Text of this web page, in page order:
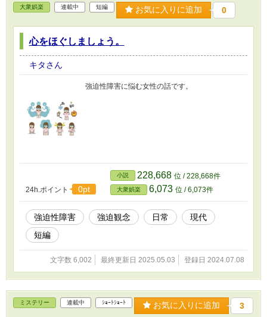
大衆娯楽 連載中 短編 お気に入りに追加 0
心をほぐしましょう。
キタさん
強迫性障害に悩む女性の話です。
24h.ポイント 0pt
小説 228,668 位 / 228,668件
大衆娯楽 6,073 位 / 6,073件
強迫性障害 強迫観念 日常
現代
短編
文字数 6,002 最終更新日 2025.05.03 登録日 2024.07.08
ミステリー 連載中 ｼｮｰﾄｼｮｰﾄ お気に入りに追加 3